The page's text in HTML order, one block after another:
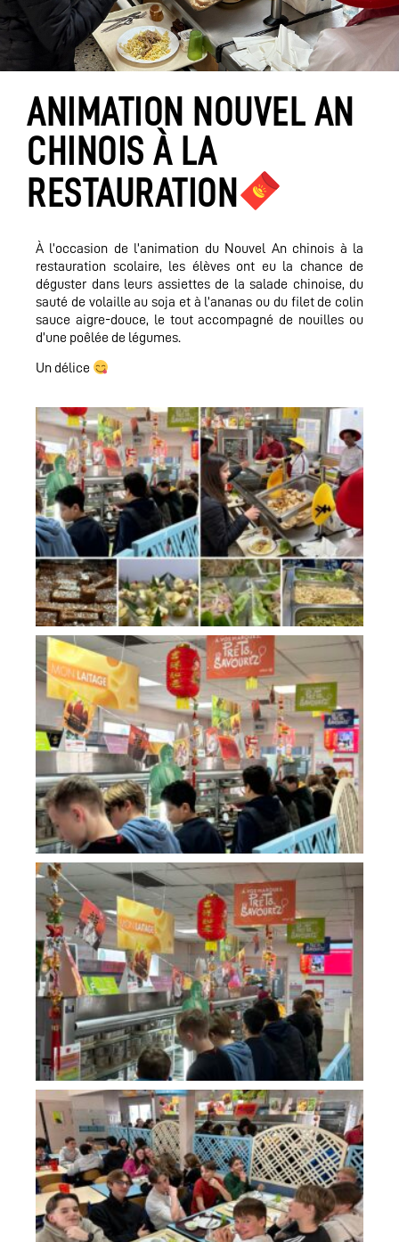
ANIMATION NOUVEL AN
CHINOIS À LA
RESTAURATION
À l’occasion de l’animation du Nouvel An chinois à la
restauration scolaire, les élèves ont eu la chance de
déguster dans leurs assiettes de la salade chinoise, du
sauté de volaille au soja et à l’ananas ou du filet de colin
sauce aigre-douce, le tout accompagné de nouilles ou
d’une poêlée de légumes.
Un délice